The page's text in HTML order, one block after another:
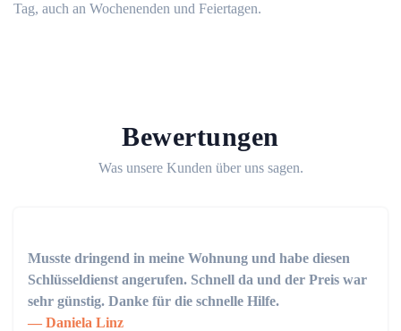
Tag, auch an Wochenenden und Feiertagen.
Bewertungen
Was unsere Kunden über uns sagen.
Musste dringend in meine Wohnung und habe diesen
Schlüsseldienst angerufen. Schnell da und der Preis war
sehr günstig. Danke für die schnelle Hilfe.
Daniela Linz